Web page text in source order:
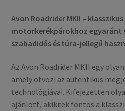
Avon Roadrider MKII –
motorkerékpárokhoz egyaránt
szabadidős és túra-jellegű
Az Avon Roadrider MKII egy
amely ötvözi az autentikus
technológiával. Kifejezetten
ajánlott, akiknek fontos a